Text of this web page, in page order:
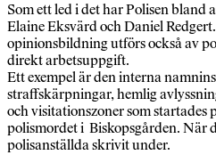
Som ett led i det har Polisen bland
Elaine Eksvärd och Daniel
opinionsbildning utförs också av
direkt arbetsuppgift.
Ett exempel är den interna
straffskärpningar, hemlig
och visitationszoner som startades
polismordet i Biskopsgården. När
polisanställda skrivit under.